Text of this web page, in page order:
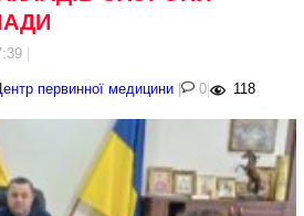
первинної медицини | 0 | 118